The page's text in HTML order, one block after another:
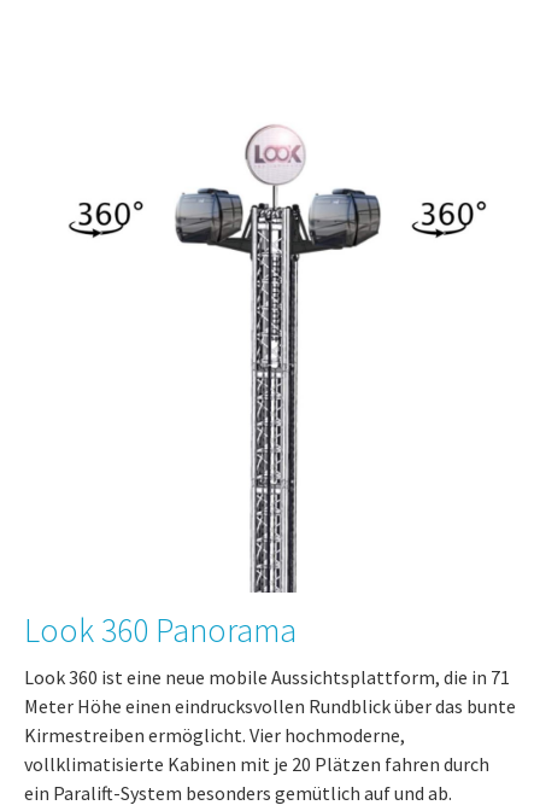
Look 360 Panorama
Look 360 ist eine neue mobile Aussichtsplattform, die in 71
Meter Höhe einen eindrucksvollen Rundblick über das bunte
Kirmestreiben ermöglicht. Vier hochmoderne,
vollklimatisierte Kabinen mit je 20 Plätzen fahren durch
ein Paralift-System besonders gemütlich auf und ab.